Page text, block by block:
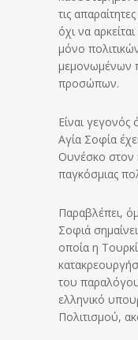
τις
όχι να
μόνο
μεμονωμένων
προσώπων.
Είναι γεγονός
Αγία Σοφία
Ουνέσκο στον
παγκόσμιας
Παραβλέπει,
Σοφιά
οποία η
του
ελληνικό
Πολιτισμού,